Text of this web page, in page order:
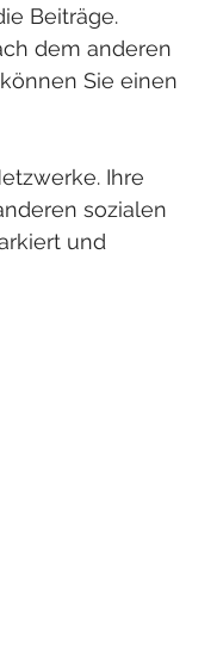
Beiträge.
dem anderen
Sie einen
Ihre
sozialen
und